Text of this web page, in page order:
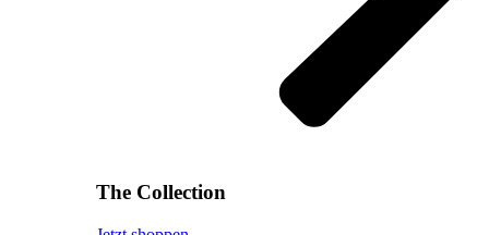
The Collection